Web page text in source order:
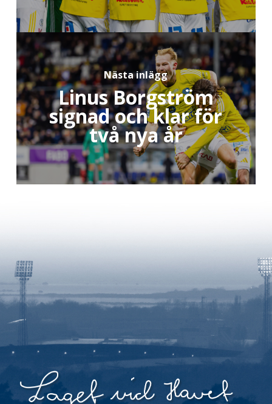
Nästa inlägg
Linus Borgström
signad och klar för
två nya år